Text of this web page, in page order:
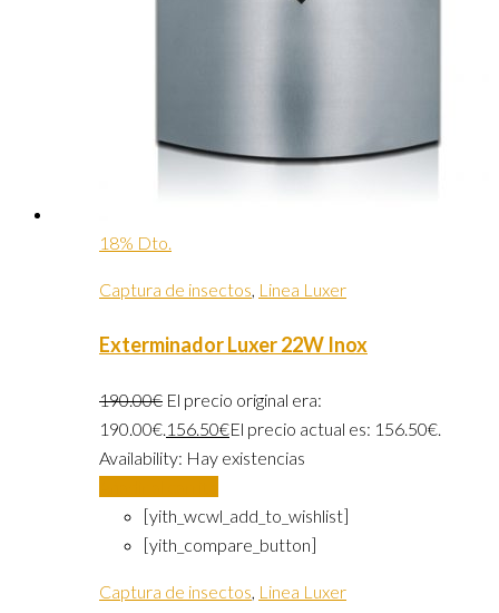
18% Dto.
Captura de insectos, Linea Luxer
Exterminador Luxer 22W Inox
190.00€ El precio original era:
190.00€.156.50€El precio actual es: 156.50€.
Availability: Hay existencias
[yith_wcwl_add_to_wishlist]
[yith_compare_button]
Captura de insectos, Linea Luxer